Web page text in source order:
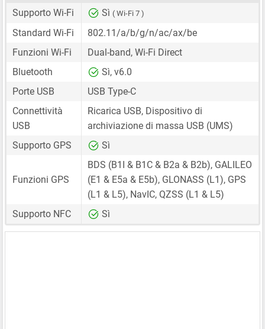
Supporto Wi-Fi
Sì ( Wi-Fi 7 )
Standard Wi-Fi
802.11/a/b/g/n/ac/ax/be
Funzioni Wi-Fi
Dual-band, Wi-Fi Direct
Bluetooth
Sì, v6.0
Porte USB
USB Type-C
Connettività
USB
Ricarica USB, Dispositivo di
archiviazione di massa USB (UMS)
Supporto GPS
Sì
Funzioni GPS
BDS (B1I & B1C & B2a & B2b), GALILEO
(E1 & E5a & E5b), GLONASS (L1), GPS
(L1 & L5), NavIC, QZSS (L1 & L5)
Supporto NFC
Sì